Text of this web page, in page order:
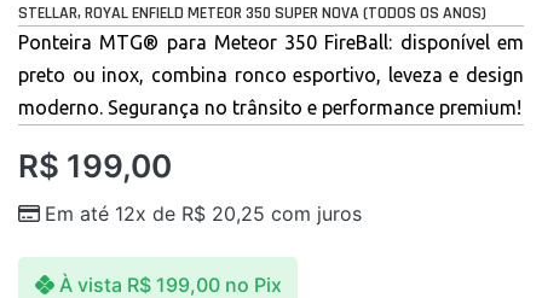
STELLAR, ROYAL ENFIELD METEOR 350 SUPER NOVA (TODOS OS ANOS)
Ponteira MTG® para Meteor 350 FireBall: disponível em
preto ou inox, combina ronco esportivo, leveza e design
moderno. Segurança no trânsito e performance premium!
R$ 199,00
Em até 12x de R$ 20,25 com juros
À vista R$199,00 no Pix